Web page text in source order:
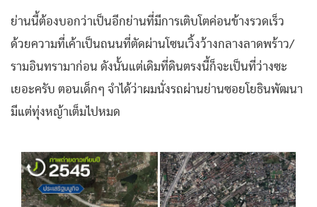
ย่านนี้ต้องบอกว่าเป็นอีกย่านที่มีการเติบโตค่อนข้างรวดเร็ว
ด้วยความที่เค้าเป็นถนนที่ตัดผ่านโซนเวิ้งว้างกลางลาดพร้าว/
รามอินทรามาก่อน ดังนั้นแต่เดิมที่ดินตรงนี้ก็จะเป็นที่ว่างซะ
เยอะครับ ตอนเด็กๆ จำได้ว่าผมนั่งรถผ่านย่านซอยโยธินพัฒนา
มีแต่ทุ่งหญ้าเต็มไปหมด